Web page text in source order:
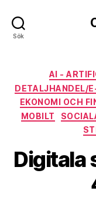
Sök
AI -
DETALJHANDEL/
EKONOMI OCH
MOBILT
Digitala